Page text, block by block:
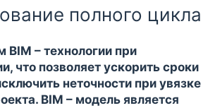
полного цикла
– технологии при
что позволяет ускорить сроки
неточности при увязке
BIM – модель является